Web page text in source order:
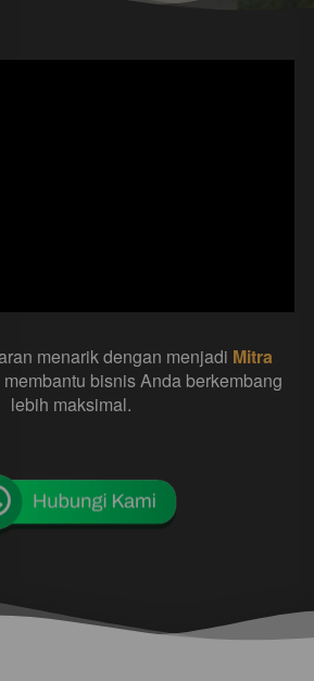
menarik dengan menjadi Mitra
membantu bisnis Anda berkembang
lebih maksimal.